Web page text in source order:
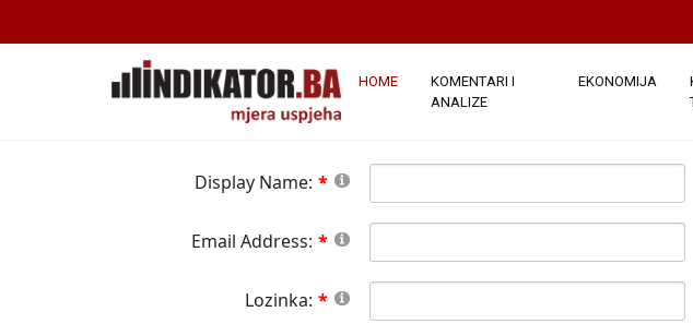
HOME
KOMENTARI I
ANALIZE
EKONOMIJA
Članstvo na ovoj stranici je javno. Nakon što su
stranici.Sva polja označena crvenom zvjezdicom su obavezna.
button please wait until the system responds.)
Display Name:
Email Address:
Lozinka: